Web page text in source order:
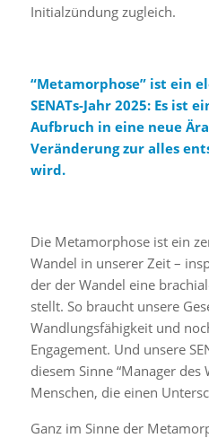
Initialzündung zugleich.
“Metamorphose” ist ein
SENATs-Jahr 2025: Es ist
Aufbruch in eine neue
Veränderung zur alles
wird.
Die Metamorphose ist ein
Wandel in unserer Zeit –
der der Wandel eine
stellt. So braucht unsere
Wandlungsfähigkeit und
Engagement. Und unsere
diesem Sinne “Manager des
Menschen, die einen
Ganz im Sinne der